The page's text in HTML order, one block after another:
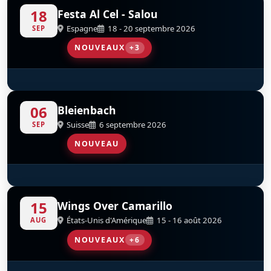
TC-SMO
D-FCOR
D-FKME
18
SEP
Festa Al Cel - Salou
Espagne 18 - 20 septembre 2026
NOUVEAUX +3
D
Flying Dragons Team D
Scandinavian Airshow D
Baltic Bees Jet Team
06
SEP
Bleienbach
Suisse 6 septembre 2026
NOUVEAU
D
Patrouille Suisse
15
AUG
Wings Over Camarillo
États-Unis d'Amérique 15 - 16 août 2026
NOUVEAUX +6